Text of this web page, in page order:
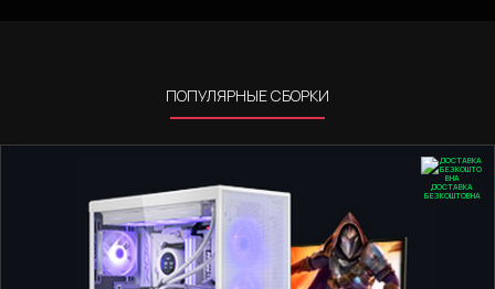
ПОПУЛЯРНЫЕ СБОРКИ
ДОСТАВКА
БЕЗКОШТОВНА